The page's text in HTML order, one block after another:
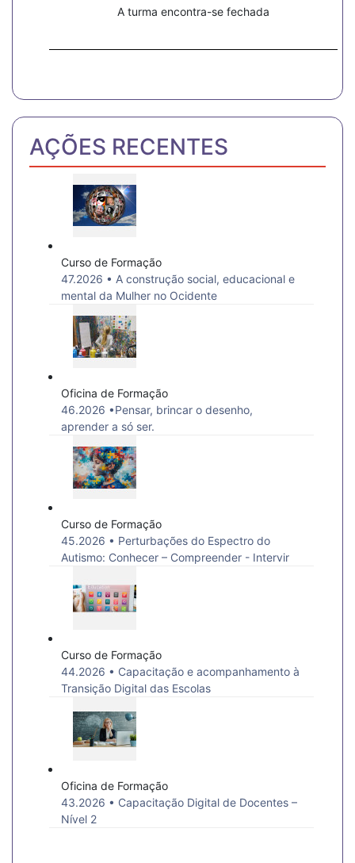
A turma encontra-se fechada
AÇÕES RECENTES
Curso de Formação
47.2026 • A construção social, educacional e
mental da Mulher no Ocidente
Oficina de Formação
46.2026 •Pensar, brincar o desenho,
aprender a só ser.
Curso de Formação
45.2026 • Perturbações do Espectro do
Autismo: Conhecer – Compreender - Intervir
Curso de Formação
44.2026 • Capacitação e acompanhamento à
Transição Digital das Escolas
Oficina de Formação
43.2026 • Capacitação Digital de Docentes –
Nível 2